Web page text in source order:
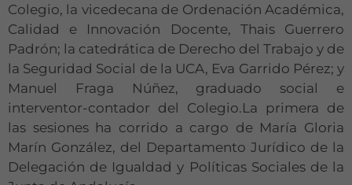
Colegio, la vicedecana de Ordenación Académica,
Calidad e Innovación Docente, Thais Guerrero
Padrón; la catedrática de Derecho del Trabajo y de
la Seguridad Social de la UCA, Eva Garrido Pérez; y
Manuel Fraga Núñez, graduado social e
interventor-contador del Colegio.La primera de
las sesiones ha corrido a cargo de María Gloria
Marín González, del Departamento Jurídico de la
Delegación de Igualdad y Políticas Sociales de la